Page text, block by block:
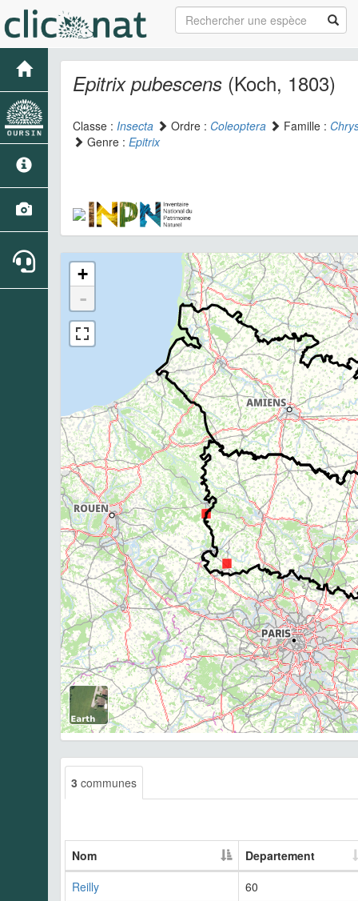
Epitrix pubescens (Koch, 1803)
Classe : Insecta Ordre : Coleoptera Famille :
Genre : Epitrix
+
-
3 communes
Nom
Departement
Reilly
60